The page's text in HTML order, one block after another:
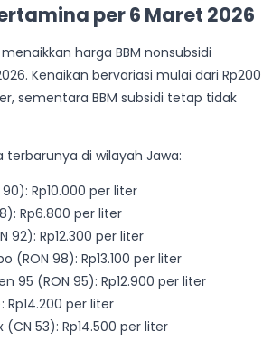
per 6 Maret 2026
harga BBM nonsubsidi
Kenaikan bervariasi mulai dari Rp200
sementara BBM subsidi tetap tidak
terbarunya di wilayah Jawa:
Rp10.000 per liter
Rp6.800 per liter
92): Rp12.300 per liter
(RON 98): Rp13.100 per liter
95 (RON 95): Rp12.900 per liter
Rp14.200 per liter
53): Rp14.500 per liter